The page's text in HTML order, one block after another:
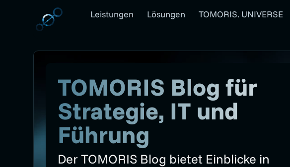
Leistungen Lösungen TOMORIS. UNIVERSE
TOMORIS Blog für
Strategie, IT und
Führung
Der TOMORIS Blog bietet Einblicke in